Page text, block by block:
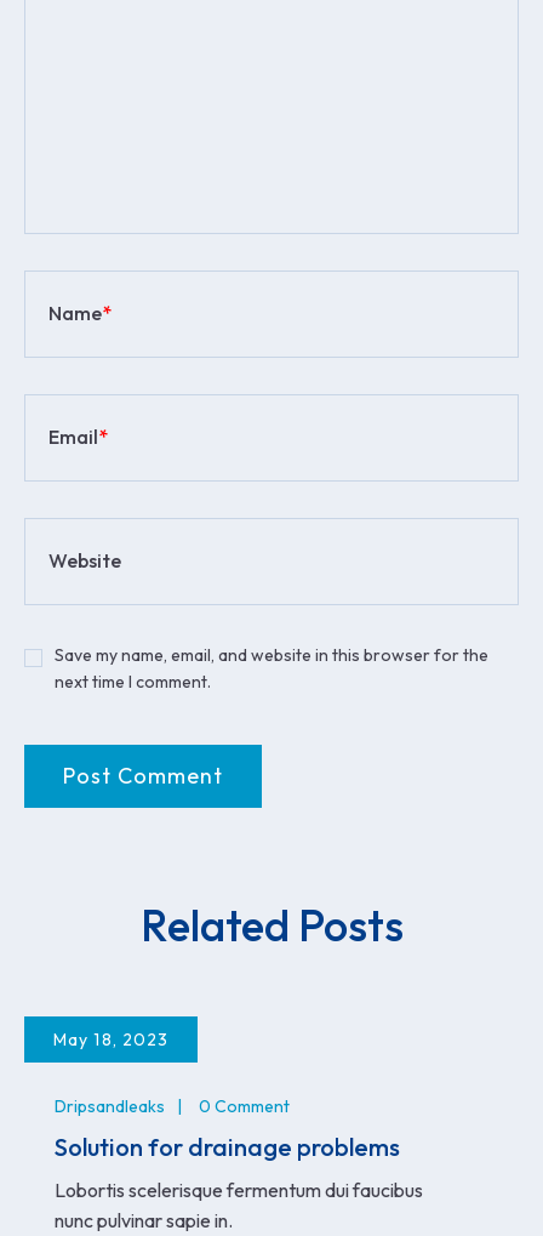
Name*
Email*
Website
Save my name, email, and website in this browser for the
next time I comment.
Related Posts
May 18, 2023
Dripsandleaks 0 Comment
Solution for drainage problems
Lobortis scelerisque fermentum dui faucibus
nunc pulvinar sapie in.